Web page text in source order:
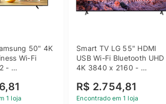
50" 4K
Wi-Fi
-
1 loja
Smart TV LG 55" HDMI
USB Wi-Fi Bluetooth UHD
4K 3840 x 2160 -
R$ 2.754,81
Encontrado em 1 loja